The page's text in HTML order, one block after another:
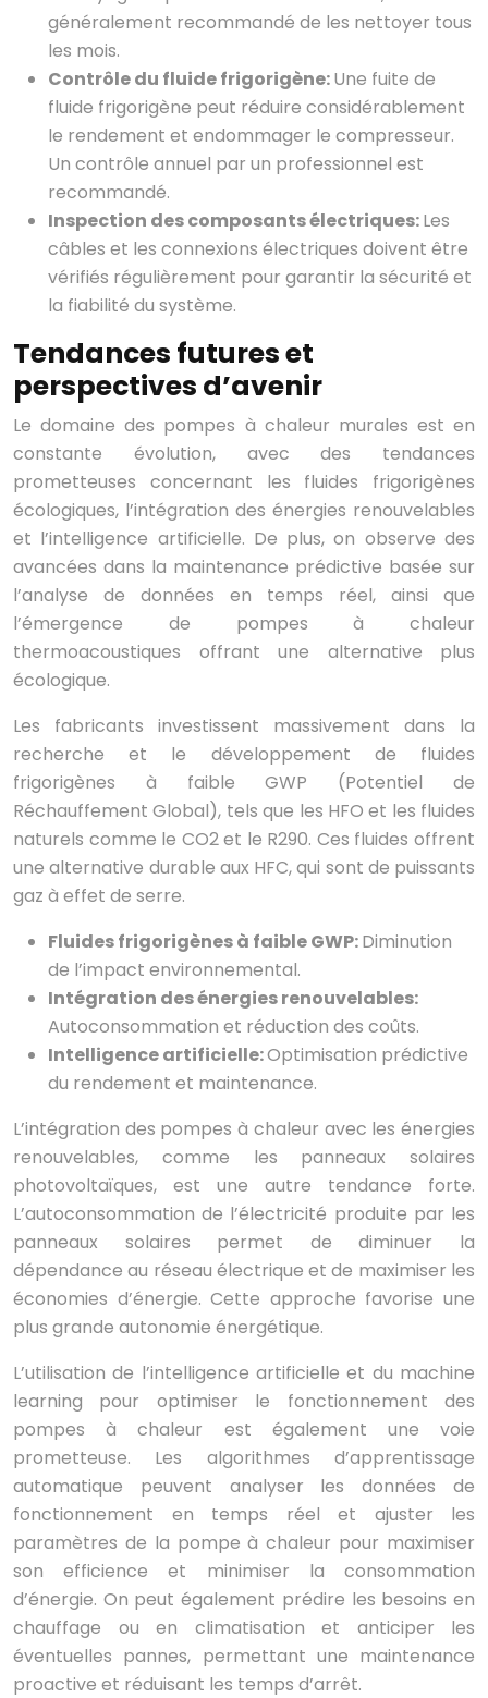
généralement recommandé de les nettoyer tous
les mois.
Contrôle du fluide frigorigène:Une fuite de
fluide frigorigène peut réduire considérablement
le rendement et endommager le compresseur.
Un contrôle annuel par un professionnel est
recommandé.
Inspection des composants électriques:Les
câbles et les connexions électriques doivent être
vérifiés régulièrement pour garantir la sécurité et
la fiabilité du système.
Tendances futures et
perspectives d’avenir
Le domaine des pompes à chaleur murales est en
constante évolution, avec des tendances
prometteuses concernant les fluides frigorigènes
écologiques, l’intégration des énergies renouvelables
et l’intelligence artificielle. De plus, on observe des
avancées dans la maintenance prédictive basée sur
l’analyse de données en temps réel, ainsi que
l’émergence de pompes à chaleur
thermoacoustiques offrant une alternative plus
écologique.
Les fabricants investissent massivement dans la
recherche et le développement de fluides
frigorigènes à faible GWP (Potentiel de
Réchauffement Global), tels que les HFO et les fluides
naturels comme le CO2 et le R290. Ces fluides offrent
une alternative durable aux HFC, qui sont de puissants
gaz à effet de serre.
Fluides frigorigènes à faible GWP:Diminution
de l’impact environnemental.
Intégration des énergies renouvelables:
Autoconsommation et réduction des coûts.
Intelligence artificielle:Optimisation prédictive
du rendement et maintenance.
L’intégration des pompes à chaleur avec les énergies
renouvelables, comme les panneaux solaires
photovoltaïques, est une autre tendance forte.
L’autoconsommation de l’électricité produite par les
panneaux solaires permet de diminuer la
dépendance au réseau électrique et de maximiser les
économies d’énergie. Cette approche favorise une
plus grande autonomie énergétique.
L’utilisation de l’intelligence artificielle et du machine
learning pour optimiser le fonctionnement des
pompes à chaleur est également une voie
prometteuse. Les algorithmes d’apprentissage
automatique peuvent analyser les données de
fonctionnement en temps réel et ajuster les
paramètres de la pompe à chaleur pour maximiser
son efficience et minimiser la consommation
d’énergie. On peut également prédire les besoins en
chauffage ou en climatisation et anticiper les
éventuelles pannes, permettant une maintenance
proactive et réduisant les temps d’arrêt.